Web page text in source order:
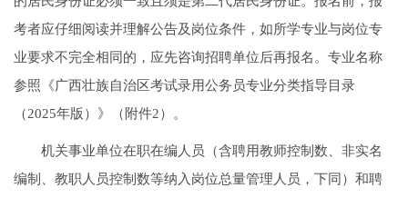
考者应仔细阅读并理解公告及岗位条件，如所学专业与岗位专
业要求不完全相同的，应先咨询招聘单位后再报名。专业名称
参照《广西壮族自治区考试录用公务员专业分类指导目录
（2025年版）》（附件2）。
机关事业单位在职在编人员（含聘用教师控制数、非实名
编制、教职人员控制数等纳入岗位总量管理人员，下同）和聘